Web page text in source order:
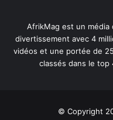
AfrikMag est un média
divertissement avec 4
vidéos et une portée de
classés dans le top
© Copyright